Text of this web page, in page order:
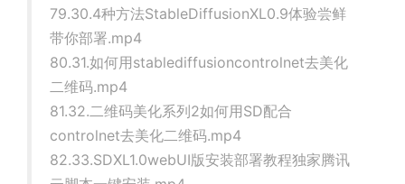
79.30.4种方法StableDiffusionXL0.9体验尝鲜
带你部署.mp4
80.31.如何用stablediffusioncontrolnet去美化
二维码.mp4
81.32.二维码美化系列2如何用SD配合
controlnet去美化二维码.mp4
82.33.SDXL1.0webUI版安装部署教程独家腾讯